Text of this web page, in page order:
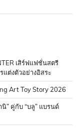
เสิร์ฟแฟชั่นสตรี
ต่งตัวอย่างอิสระ
Art Toy Story 2026
” คู่กับ “บลู” แบรนด์